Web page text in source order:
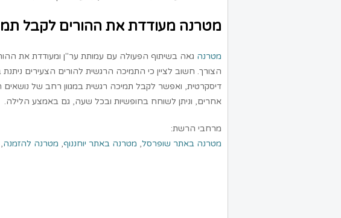
מטרנה מעודדת את ההורים לקבל
מטרנה גאה בשיתוף הפעולה עם עמותת ער"ן ומעודדת את
הצורך. חשוב לציין כי התמיכה הרגשית להורים הצעירים
דיסקרטית, ואפשר לקבל תמיכה רגשית במגוון רחב של
אחרים, וניתן לשוחח בחופשיות ובכל שעה, גם באמצע הלילה.
מרחבי הרשת:
מטרנה באתר שופרסל, מטרנה באתר יוחננוף, מטרנה להזמנה,